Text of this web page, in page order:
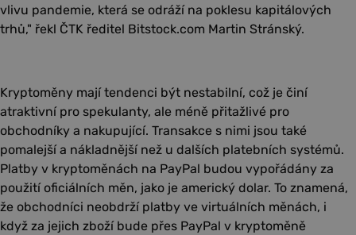
vlivu pandemie, která se odráží na poklesu kapitálových
trhů," řekl ČTK ředitel Bitstock.com Martin Stránský.
Kryptoměny mají tendenci být nestabilní, což je činí
atraktivní pro spekulanty, ale méně přitažlivé pro
obchodníky a nakupující. Transakce s nimi jsou také
pomalejší a nákladnější než u dalších platebních systémů.
Platby v kryptoměnách na PayPal budou vypořádány za
použití oficiálních měn, jako je americký dolar. To znamená,
že obchodníci neobdrží platby ve virtuálních měnách, i
když za jejich zboží bude přes PayPal v kryptoměně